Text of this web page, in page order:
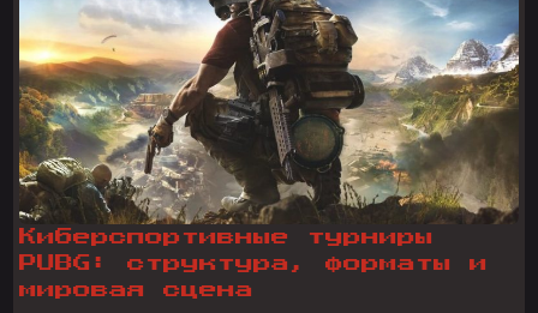
Киберспортивные турниры
PUBG: структура, форматы и
мировая сцена